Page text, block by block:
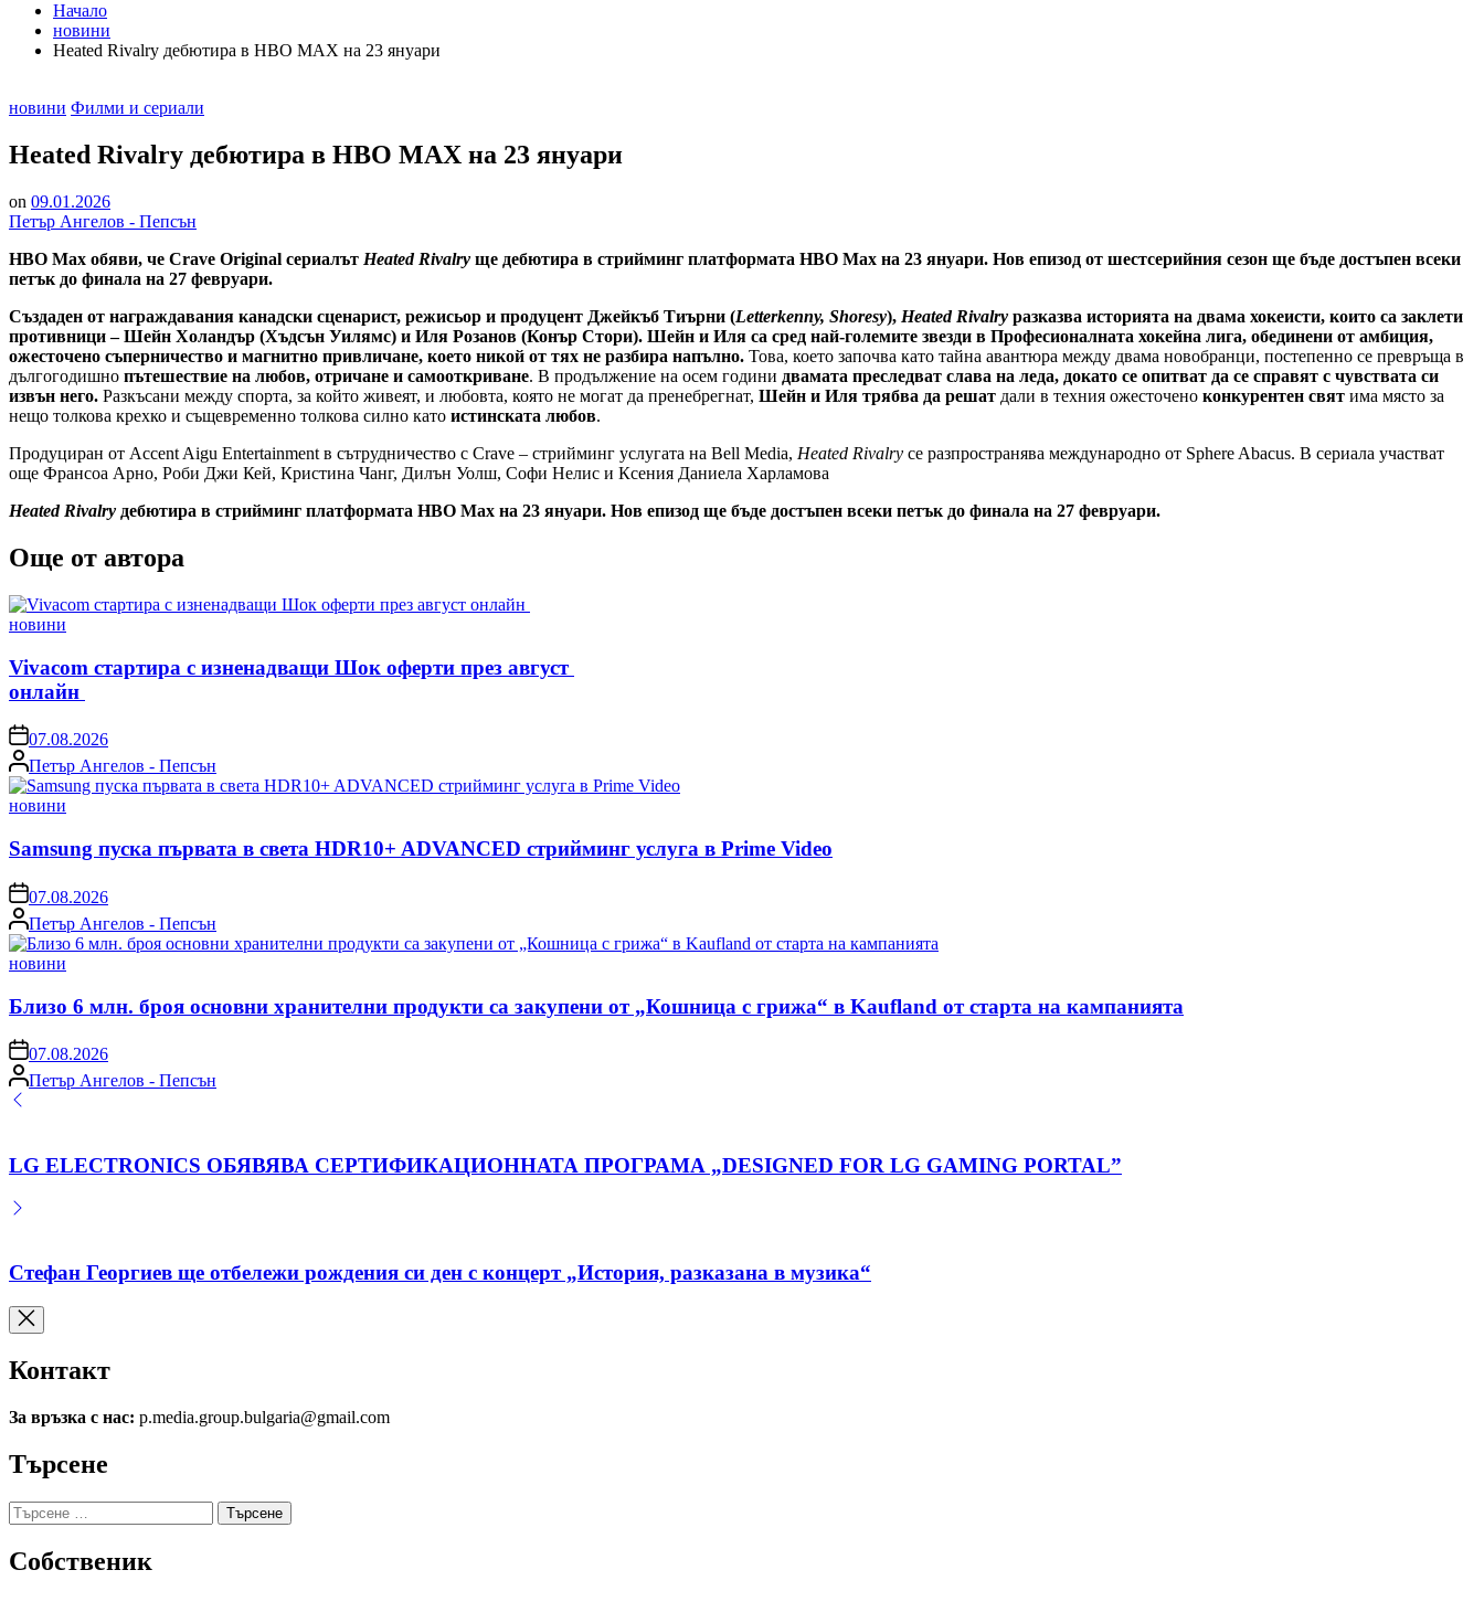
Начало
новини
Heated Rivalry дебютира в HBO MAX на 23 януари
Posted
новини Филми и сериали
Heated Rivalry дебютира в HBO MAX на 23 януари
on 09.01.2026
Петър Ангелов - Пепсън
HBO Max обяви, че Crave Original сериалът Heated Rivalry ще дебютира в стрийминг платформата HBO Max на 23 януари. Нов епизод от шестсерийния сезон ще бъде достъпен всеки
петък до финала на 27 февруари.
Създаден от награждавания канадски сценарист, режисьор и продуцент Джейкъб Тиърни (Letterkenny, Shoresy), Heated Rivalry разказва историята на двама хокеисти, които са заклети
противници – Шейн Холандър (Хъдсън Уилямс) и Иля Розанов (Конър Стори). Шейн и Иля са сред най-големите звезди в Професионалната хокейна лига, обединени от амбиция,
ожесточено съперничество и магнитно привличане, което никой от тях не разбира напълно. Това, което започва като тайна авантюра между двама новобранци, постепенно се превръща в
дългогодишно пътешествие на любов, отричане и самооткриване. В продължение на осем години двамата преследват слава на леда, докато се опитват да се справят с чувствата си
извън него. Разкъсани между спорта, за който живеят, и любовта, която не могат да пренебрегнат, Шейн и Иля трябва да решат дали в техния ожесточено конкурентен свят има място за
нещо толкова крехко и същевременно толкова силно като истинската любов.
Продуциран от Accent Aigu Entertainment в сътрудничество с Crave – стрийминг услугата на Bell Media, Heated Rivalry се разпространява международно от Sphere Abacus. В сериала участват
още Франсоа Арно, Роби Джи Кей, Кристина Чанг, Дилън Уолш, Софи Нелис и Ксения Даниела Харламова
Heated Rivalry дебютира в стрийминг платформата HBO Max на 23 януари. Нов епизод ще бъде достъпен всеки петък до финала на 27 февруари.
Още от автора
Posted
новини
Vivacom стартира с изненадващи Шок оферти през август
онлайн
on07.08.2026
Posted
by
Петър Ангелов - Пепсън
Posted
новини
Samsung пуска първата в света HDR10+ ADVANCED стрийминг услуга в Prime Video
on07.08.2026
Posted
by
Петър Ангелов - Пепсън
Posted
новини
Близо 6 млн. броя основни хранителни продукти са закупени от „Кошница с грижа“ в Kaufland от старта на кампанията
on07.08.2026
Posted
by
Петър Ангелов - Пепсън
LG ELECTRONICS ОБЯВЯВА СЕРТИФИКАЦИОННАТА ПРОГРАМА „DESIGNED FOR LG GAMING PORTAL”
Стефан Георгиев ще отбележи рождения си ден с концерт „История, разказана в музика“
Контакт
За връзка с нас: p.media.group.bulgaria@gmail.com
Търсене
Търсене
за:
Собственик